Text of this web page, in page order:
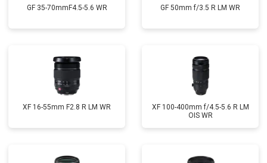
GF 35-70mmF4.5-5.6 WR GF 50mm f/3.5 R LM WR
XF 16-55mm F2.8 R LM WR
XF 100-400mm f/4.5-5.6 R LM
OIS WR